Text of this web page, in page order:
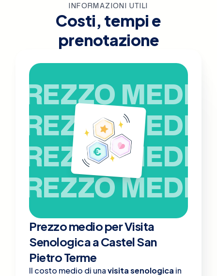
INFORMAZIONI UTILI
Costi, tempi e
prenotazione
PREZZO MEDIO
PREZZO MEDIO
PREZZO MEDIO
PREZZO MEDIO
Prezzo medio per Visita
Senologica a Castel San
Pietro Terme
Il costo medio di unavisita senologica in